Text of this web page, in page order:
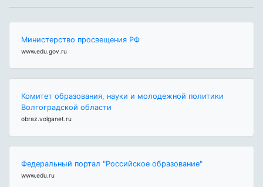
Министерство просвещения РФ
www.edu.gov.ru
Комитет образования, науки и молодежной политики
Волгоградской области
obraz.volganet.ru
Федеральный портал "Российское образование"
www.edu.ru